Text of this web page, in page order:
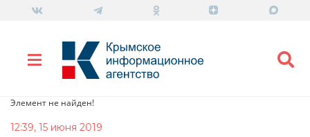
Элемент не найден!
12:39, 15 июня 2019